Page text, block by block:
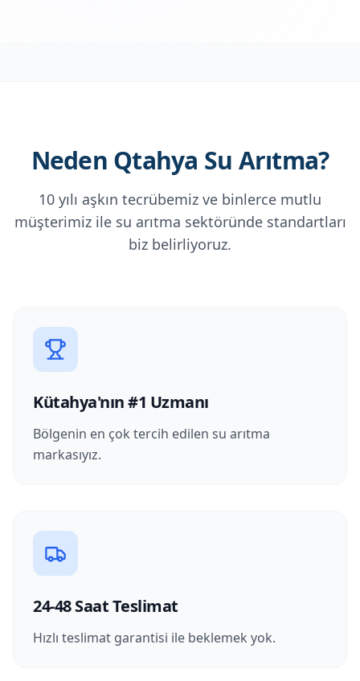
Neden Qtahya Su Arıtma?
10 yılı aşkın tecrübemiz ve binlerce mutlu
müşterimiz ile su arıtma sektöründe standartları
biz belirliyoruz.
Kütahya'nın #1 Uzmanı
Bölgenin en çok tercih edilen su arıtma
markasıyız.
24-48 Saat Teslimat
Hızlı teslimat garantisi ile beklemek yok.